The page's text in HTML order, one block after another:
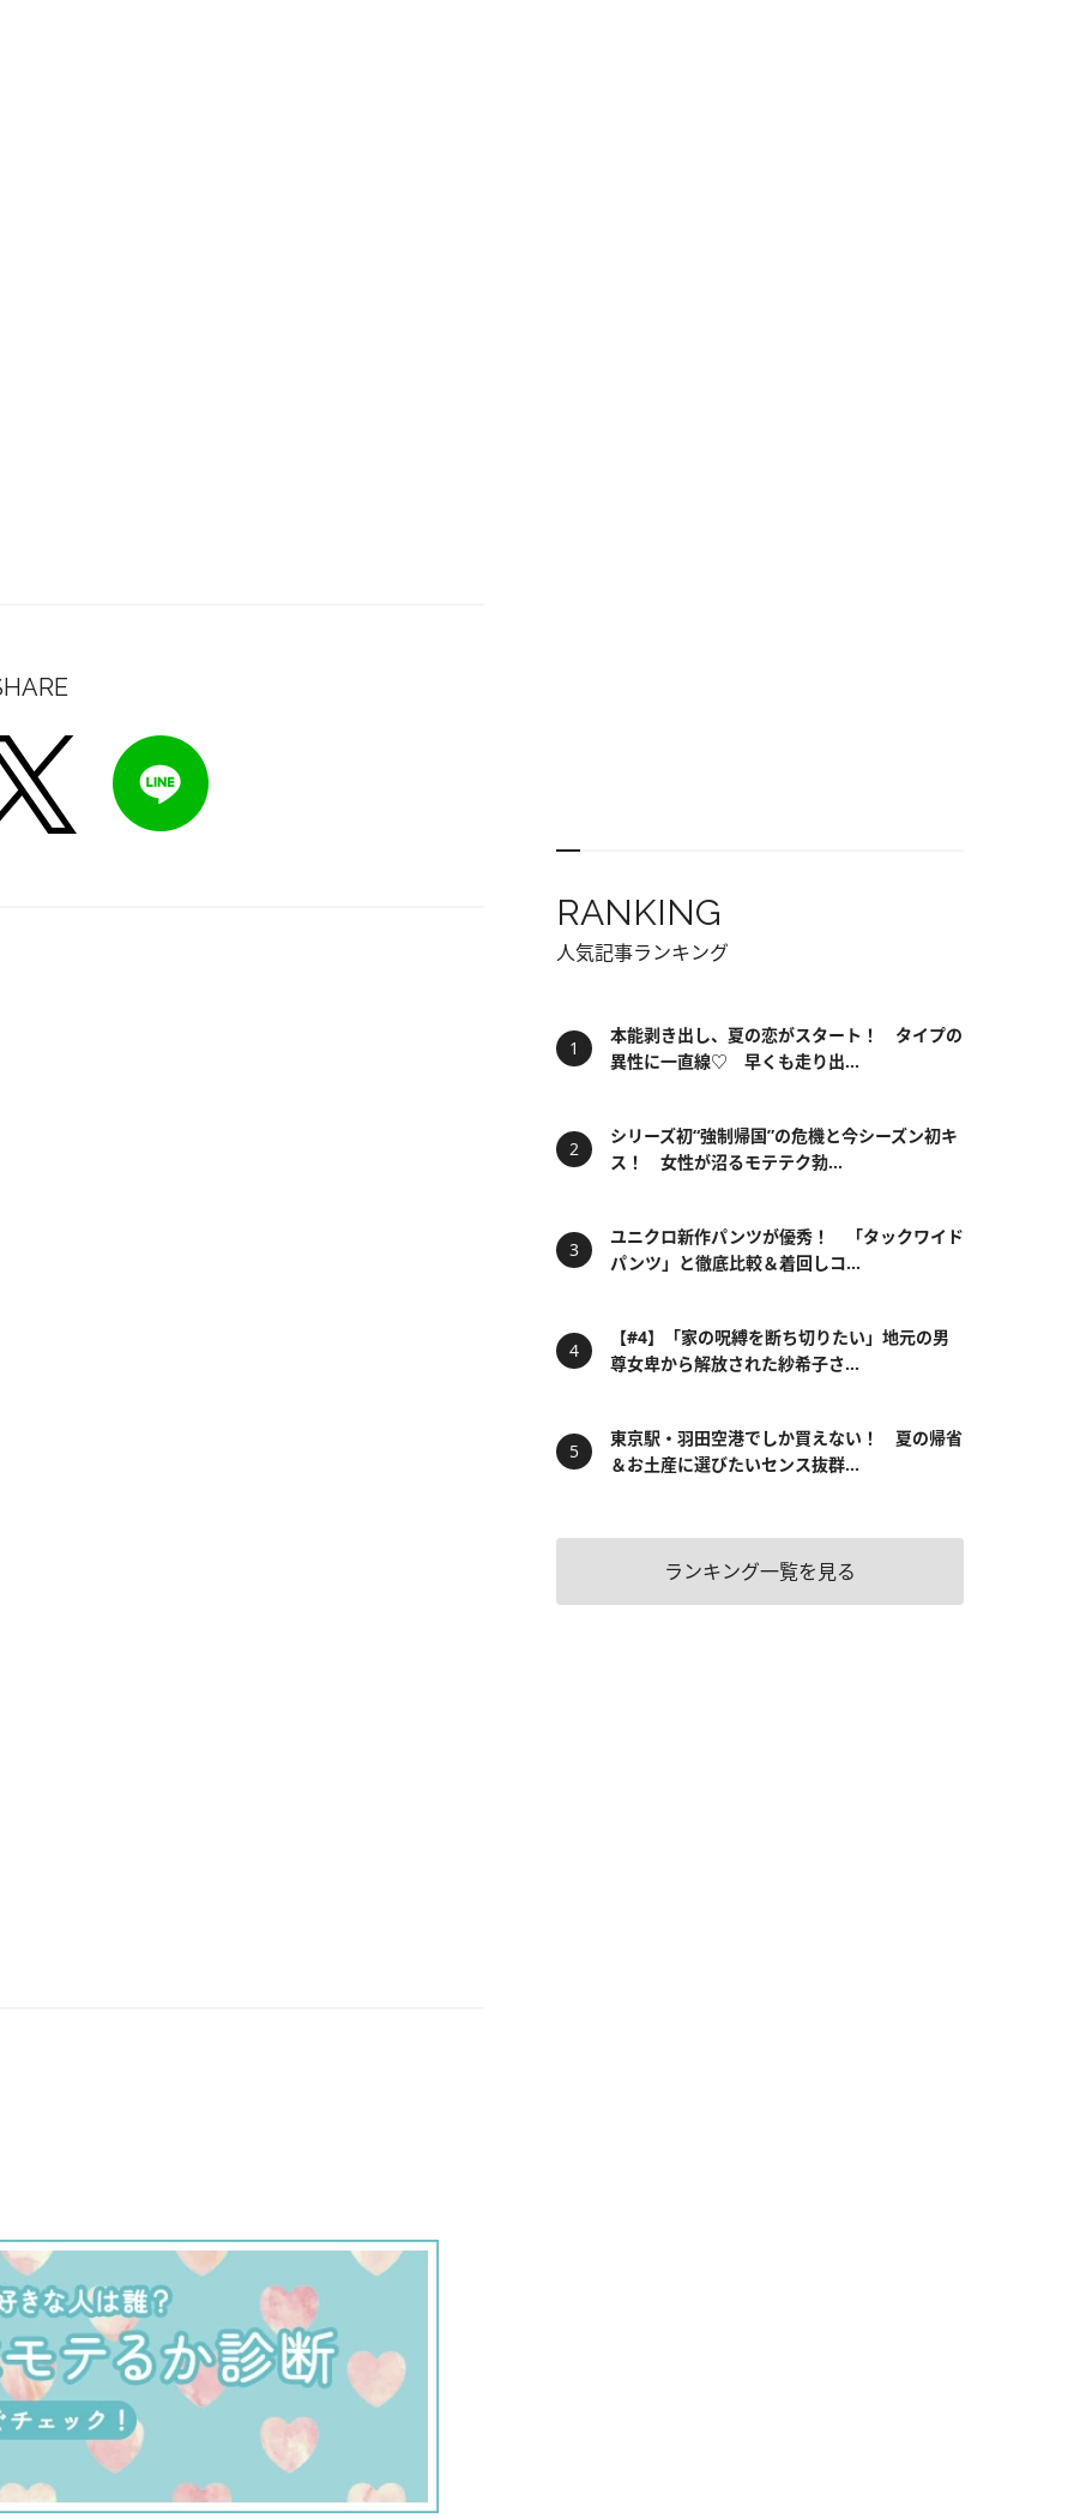
RANKING
人気記事ランキング
本能剥き出し、夏の恋がスタート！ タイプの
異性に一直線♡ 早くも走り出...
シリーズ初“強制帰国”の危機と今シーズン初キ
ス！ 女性が沼るモテテク勃...
ユニクロ新作パンツが優秀！ 「タックワイド
パンツ」と徹底比較＆着回しコ...
【#4】「家の呪縛を断ち切りたい」地元の男
尊女卑から解放された紗希子さ...
東京駅・羽田空港でしか買えない！ 夏の帰省
＆お土産に選びたいセンス抜群...
ランキング一覧を見る